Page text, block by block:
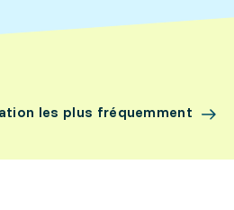
les plus fréquemment